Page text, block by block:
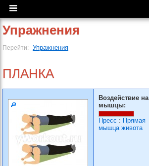
Упражнения
Перейти: Упражнения
ПЛАНКА
Воздействие на
мышцы:
Пресс : Прямая
мышца живота